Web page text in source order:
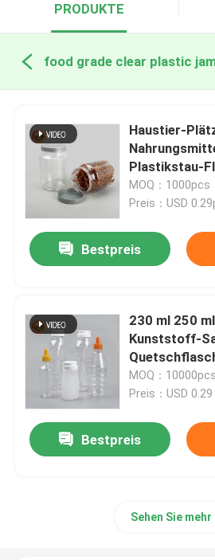
PRODUKTE
Haustier-
Plastikstau-
2000ml
MOQ：1000pcs
Preis：USD
Bestpreis
230 ml 250
Kunststoff-
BBQ-Sauce-
MOQ：10000pcs
Preis：USD
Bestpreis
Sehen Sie mehr